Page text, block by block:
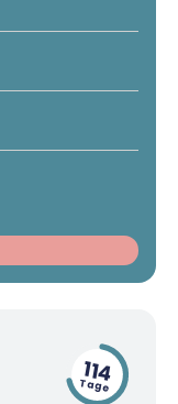
114
Tage